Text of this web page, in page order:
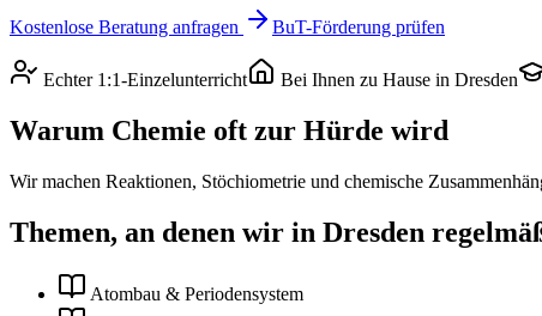
Kostenlose Beratung anfragen BuT-Förderung prüfen
Echter 1:1-Einzelunterricht Bei Ihnen zu Hause in Dresden
Warum Chemie oft zur Hürde wird
Wir machen Reaktionen, Stöchiometrie und chemische
Themen, an denen wir in Dresden
Atombau & Periodensystem